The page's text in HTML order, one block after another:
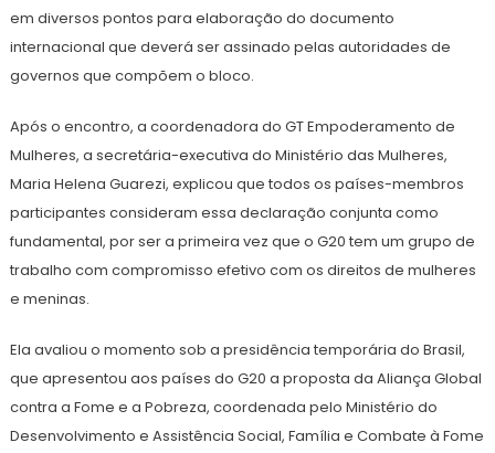
em diversos pontos para elaboração do documento
internacional que deverá ser assinado pelas autoridades de
governos que compõem o bloco.
Após o encontro, a coordenadora do GT Empoderamento de
Mulheres, a secretária-executiva do Ministério das Mulheres,
Maria Helena Guarezi, explicou que todos os países-membros
participantes consideram essa declaração conjunta como
fundamental, por ser a primeira vez que o G20 tem um grupo de
trabalho com compromisso efetivo com os direitos de mulheres
e meninas.
Ela avaliou o momento sob a presidência temporária do Brasil,
que apresentou aos países do G20 a proposta da Aliança Global
contra a Fome e a Pobreza, coordenada pelo Ministério do
Desenvolvimento e Assistência Social, Família e Combate à Fome